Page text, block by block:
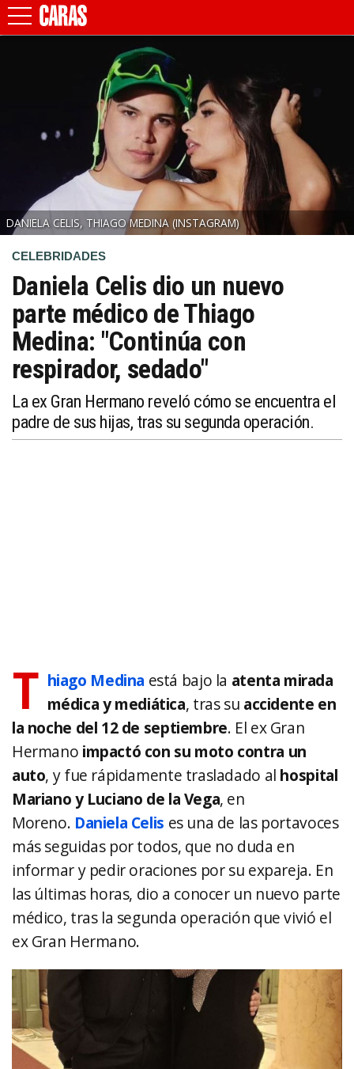
DANIELA CELIS, THIAGO MEDINA (INSTAGRAM)
CELEBRIDADES
Daniela Celis dio un nuevo
parte médico de Thiago
Medina: "Continúa con
respirador, sedado"
La ex Gran Hermano reveló cómo se encuentra el
padre de sus hijas, tras su segunda operación.
T hiago Medina está bajo la atenta mirada
médica y mediática, tras su accidente en
la noche del 12 de septiembre. El ex Gran
Hermano impactó con su moto contra un
auto, y fue rápidamente trasladado al hospital
Mariano y Luciano de la Vega, en
Moreno. Daniela Celis es una de las portavoces
más seguidas por todos, que no duda en
informar y pedir oraciones por su expareja. En
las últimas horas, dio a conocer un nuevo parte
médico, tras la segunda operación que vivió el
ex Gran Hermano.